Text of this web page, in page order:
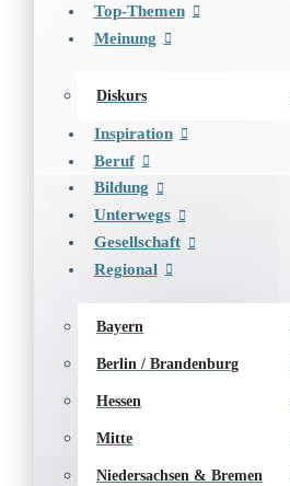
Top-Themen
Meinung
Diskurs
Inspiration
Beruf
Bildung
Unterwegs
Gesellschaft
Regional
Bayern
Berlin / Brandenburg
Hessen
Mitte
Niedersachsen & Bremen